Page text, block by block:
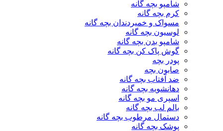
شامپو بچه گانه
کرم بچه گانه
مسواک و خمیردندان بچه گانه
لوسیون بچه گانه
شامپو بدن بچه گانه
گوش پاک کن بچه گانه
پودر بچه
صابون بچه
ضد آفتاب بچه گانه
دهانشویه بچه گانه
اسپری مو بچه گانه
بالم لب بچه گانه
دستمال مرطوب بچه گانه
پوشک بچه گانه